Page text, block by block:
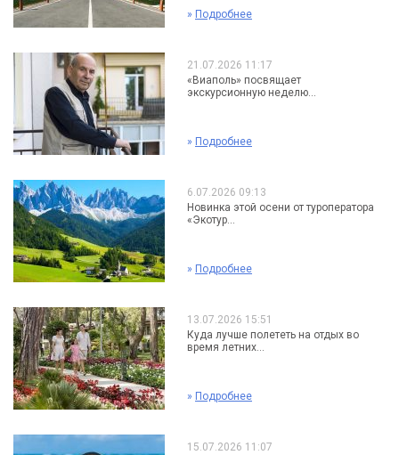
» Подробнее
21.07.2026 11:17
«Виаполь» посвящает
экскурсионную неделю...
» Подробнее
6.07.2026 09:13
Новинка этой осени от туроператора
«Экотур...
» Подробнее
13.07.2026 15:51
Куда лучше полететь на отдых во
время летних...
» Подробнее
15.07.2026 11:07